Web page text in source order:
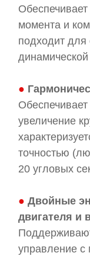
момента и
подходит для
динамической
●
увеличение
точностью
20 угловых
●Двойные
двигателя и
управление с